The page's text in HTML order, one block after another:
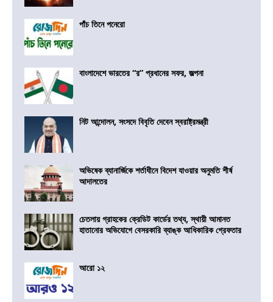
পাঁচ তিনে পনেরো
বাংলাদেশে ভারতের “র” প্রধানের সফর, জল্পনা
নিট আন্দোলন, সংসদে বিবৃতি দেবেন স্বরাষ্ট্রমন্ত্রী
অভিষেক ব্যানার্জিকে শর্তাধীনে বিদেশ যাওয়ার অনুমতি শীর্ষ
আদালতের
চেতলায় গ্রাহকের ক্রেডিট কার্ডের তথ্য, স্থায়ী আমানত
হাতানোর অভিযোগে বেসরকারি ব্যাঙ্ক আধিকারিক গ্রেফতার
আরো ১২